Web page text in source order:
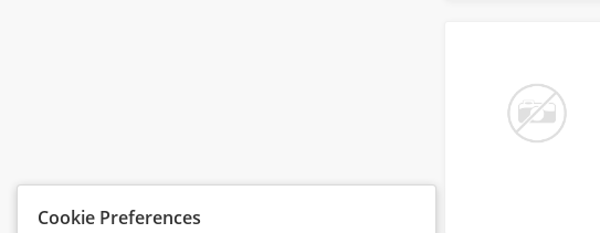
Cookie Preferences